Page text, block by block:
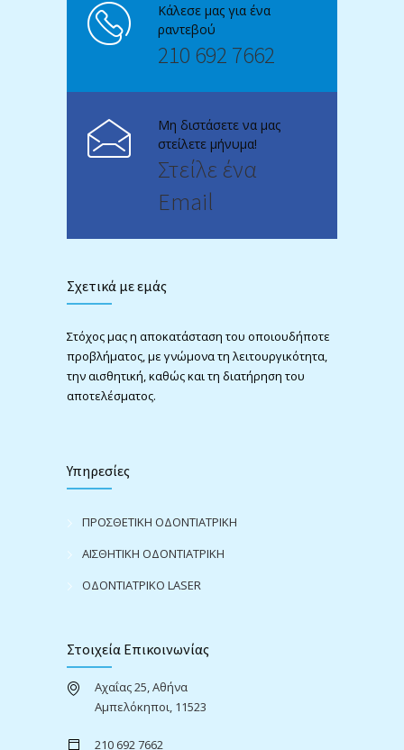
Κάλεσε μας για ένα
ραντεβού
210 692 7662
Μη διστάσετε να μας
στείλετε μήνυμα!
Στείλε ένα
Email
Σχετικά με εμάς
Στόχος μας η αποκατάσταση του οποιουδήποτε
προβλήματος, με γνώμονα τη λειτουργικότητα,
την αισθητική, καθώς και τη διατήρηση του
αποτελέσματος.
Υπηρεσίες
ΠΡΟΣΘΕΤΙΚΗ ΟΔΟΝΤΙΑΤΡΙΚΗ
ΑΙΣΘΗΤΙΚΗ ΟΔΟΝΤΙΑΤΡΙΚΗ
ΟΔΟΝΤΙΑΤΡΙΚΟ LASER
Στοιχεία Επικοινωνίας
Αχαΐας 25, Αθήνα
Αμπελόκηποι, 11523
210 692 7662